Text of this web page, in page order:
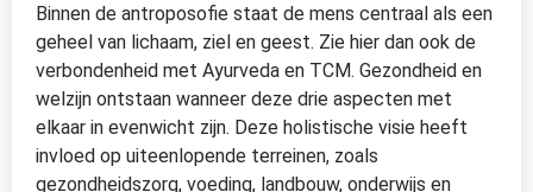
Binnen de antroposofie staat de mens centraal als een
geheel van lichaam, ziel en geest. Zie hier dan ook de
verbondenheid met Ayurveda en TCM. Gezondheid en
welzijn ontstaan wanneer deze drie aspecten met
elkaar in evenwicht zijn. Deze holistische visie heeft
invloed op uiteenlopende terreinen, zoals
gezondheidszorg, voeding, landbouw, onderwijs en